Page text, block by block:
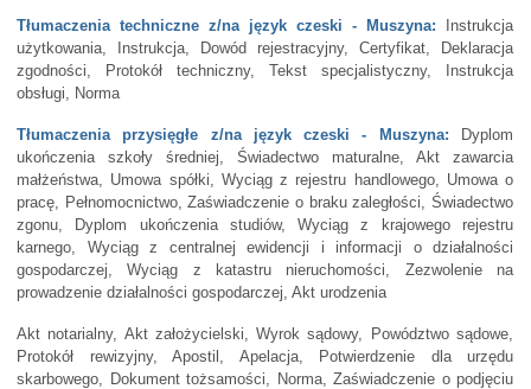
Tłumaczenia techniczne z/na język czeski - Muszyna: Instrukcja
użytkowania, Instrukcja, Dowód rejestracyjny, Certyfikat, Deklaracja
zgodności, Protokół techniczny, Tekst specjalistyczny, Instrukcja
obsługi, Norma
Tłumaczenia przysięgłe z/na język czeski - Muszyna: Dyplom
ukończenia szkoły średniej, Świadectwo maturalne, Akt zawarcia
małżeństwa, Umowa spółki, Wyciąg z rejestru handlowego, Umowa o
pracę, Pełnomocnictwo, Zaświadczenie o braku zaległości, Świadectwo
zgonu, Dyplom ukończenia studiów, Wyciąg z krajowego rejestru
karnego, Wyciąg z centralnej ewidencji i informacji o działalności
gospodarczej, Wyciąg z katastru nieruchomości, Zezwolenie na
prowadzenie działalności gospodarczej, Akt urodzenia
Akt notarialny, Akt założycielski, Wyrok sądowy, Powództwo sądowe,
Protokół rewizyjny, Apostil, Apelacja, Potwierdzenie dla urzędu
skarbowego, Dokument tożsamości, Norma, Zaświadczenie o podjęciu